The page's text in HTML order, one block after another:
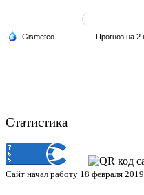
Статистика
Сайт начал работу 18 февраля 2019